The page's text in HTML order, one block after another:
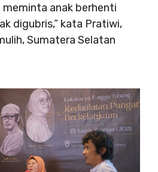
meminta anak berhenti
digubris,” kata Pratiwi,
Sumatera Selatan